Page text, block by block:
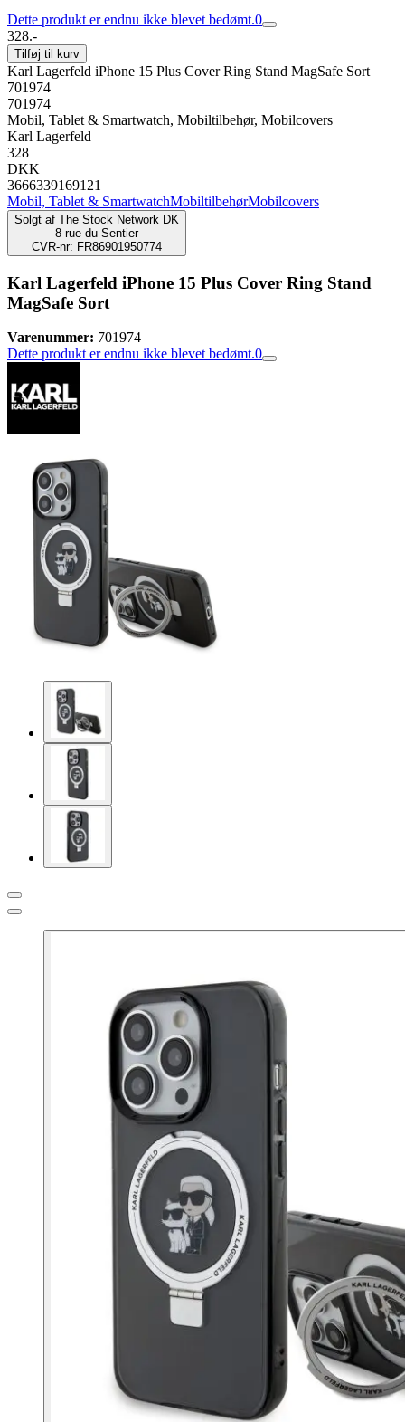
Dette produkt er endnu ikke blevet bedømt.0
328.-
Tilføj til kurv
Karl Lagerfeld iPhone 15 Plus Cover Ring Stand MagSafe Sort
701974
701974
Mobil, Tablet & Smartwatch, Mobiltilbehør, Mobilcovers
Karl Lagerfeld
328
DKK
3666339169121
Mobil, Tablet & SmartwatchMobiltilbehørMobilcovers
Solgt af The Stock Network DK
8 rue du Sentier
CVR-nr: FR86901950774
Karl Lagerfeld iPhone 15 Plus Cover Ring Stand
MagSafe Sort
Varenummer: 701974
Dette produkt er endnu ikke blevet bedømt.0